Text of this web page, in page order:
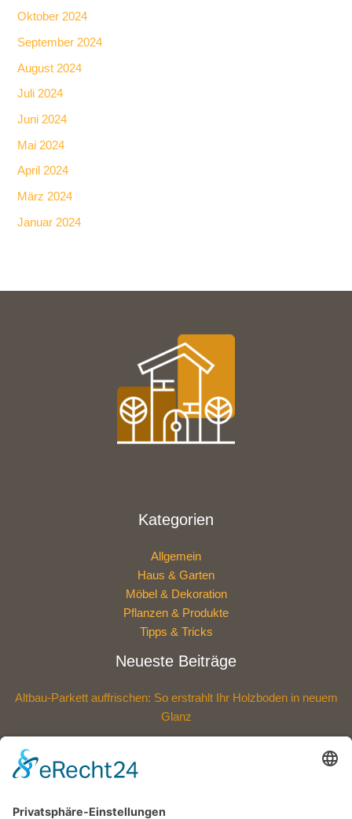
Oktober 2024
September 2024
August 2024
Juli 2024
Juni 2024
Mai 2024
April 2024
März 2024
Januar 2024
Kategorien
Allgemein
Haus & Garten
Möbel & Dekoration
Pflanzen & Produkte
Tipps & Tricks
Neueste Beiträge
Altbau-Parkett auffrischen: So erstrahlt Ihr Holzboden in neuem
Glanz
Widerstandskraft für Ihr Zuhause